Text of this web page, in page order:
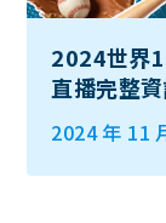
2024世界
直播完整資
2024 年 11